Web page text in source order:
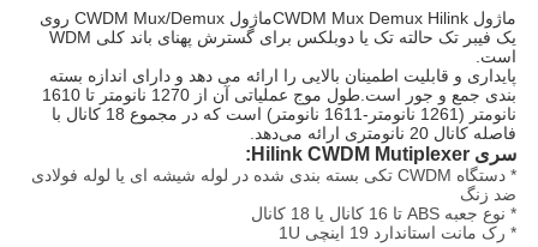
ماژول CWDM Mux Demux Hilink
ماژول CWDM Mux/Demux روی
یک فیبر تک حالته تک یا دوبلکس برای گسترش پهنای باند کلی WDM
است.
پایداری و قابلیت اطمینان بالایی را ارائه می دهد و دارای اندازه بسته
بندی جمع و جور است.طول موج عملیاتی آن از 1270 نانومتر تا 1610
نانومتر (1261 نانومتر-1611 نانومتر) است که در مجموع 18 کانال با
فاصله کانال 20 نانومتری ارائه می‌دهد.
سری Hilink CWDM Mutiplexer:
* دستگاه CWDM تکی بسته بندی شده در لوله شیشه ای یا لوله فولادی
ضد زنگ
* نوع جعبه ABS تا 16 کانال یا 18 کانال
* رک مانت استاندارد 19 اینچی 1U